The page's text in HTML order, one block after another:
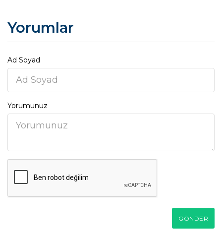
Yorumlar
Ad Soyad
Yorumunuz
GÖNDER